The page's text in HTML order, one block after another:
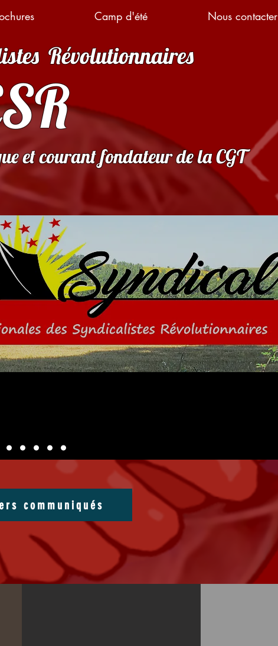
Camp d'été Nous contacter
Révolutionnaires
et courant fondateur de la CGT
communiqués